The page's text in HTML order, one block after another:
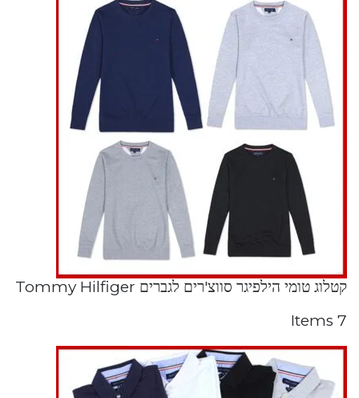
קטלוג טומי הילפיגר סווצ'רים לגברים Tommy Hilfiger
7 Items